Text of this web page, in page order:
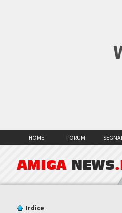
HOME FORUM
AMIGA NEWS
Indice